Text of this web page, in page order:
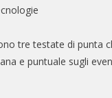
tre testate di punta
e puntuale sugli